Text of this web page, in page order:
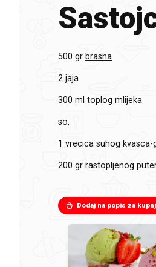
500 gr brasna
2 jaja
300 ml toplog mlijeka
so,
1 vrecica suhog kvasca-
200 gr rastopljenog
Dodaj na popis za